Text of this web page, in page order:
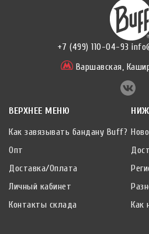
+7 (499) 110-04-93
Варшавская,
ВЕРХНЕЕ МЕНЮ
Как завязывать бандану Buff?
Опт
Доставка/Оплата
Личный кабинет
Контакты склада
Как